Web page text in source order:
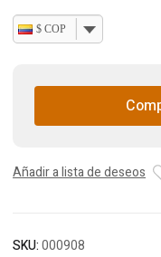
$ COP
Añadir a lista de deseos
SKU:000908